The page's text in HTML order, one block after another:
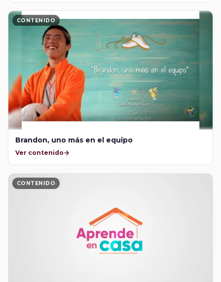
CONTENIDO
Brandon, uno más en el equipo
Ver contenido
CONTENIDO